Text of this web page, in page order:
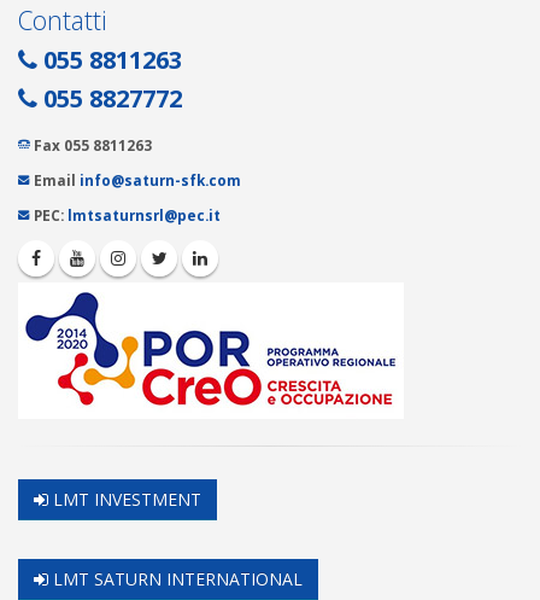
Contatti
055 8811263
055 8827772
Fax 055 8811263
Email info@saturn-sfk.com
PEC: lmtsaturnsrl@pec.it
LMT INVESTMENT
LMT SATURN INTERNATIONAL